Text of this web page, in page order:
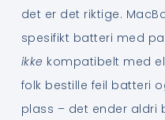
det er det riktige.
spesifikt batteri med
ikke kompatibelt med
folk bestille feil batteri
plass – det ender aldri